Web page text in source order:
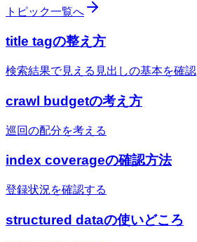
トピック一覧へ
title tagの整え方
検索結果で見える見出しの基本を確認
crawl budgetの考え方
巡回の配分を考える
index coverageの確認方法
登録状況を確認する
structured dataの使いどころ